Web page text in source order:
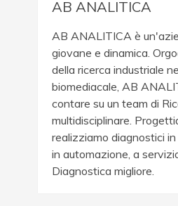
AB ANALITICA
AB ANALITICA è
giovane e dinamica.
della ricerca industriale
biomediacale, AB
contare su un team di
multidisciplinare.
realizziamo diagnostici
in automazione, a
Diagnostica migliore.